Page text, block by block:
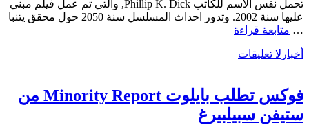
تحمل نفس الاسم للكاتب Phillip K. Dick, والتي تم عمل فيلم مبني
عليها سنة 2002. وتدور احداث المسلسل سنة 2050 حول محقق يتنبا
… متابعة قراءة
لمسلسلها
القادم
Minority
أخبار لا تعليقات
فوكس تطلب بايلوت Minority Report من
ستيفن سبيلبيرغ